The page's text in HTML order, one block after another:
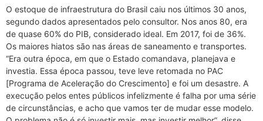
O estoque de infraestrutura do Brasil caiu nos últimos 30 anos,
segundo dados apresentados pelo consultor. Nos anos 80, era
de quase 60% do PIB, considerado ideal. Em 2017, foi de 36%.
Os maiores hiatos são nas áreas de saneamento e transportes.
“Era outra época, em que o Estado comandava, planejava e
investia. Essa época passou, teve leve retomada no PAC
[Programa de Aceleração do Crescimento] e foi um desastre. A
execução pelos entes públicos infelizmente é falha por uma série
de circunstâncias, e acho que vamos ter de mudar esse modelo.